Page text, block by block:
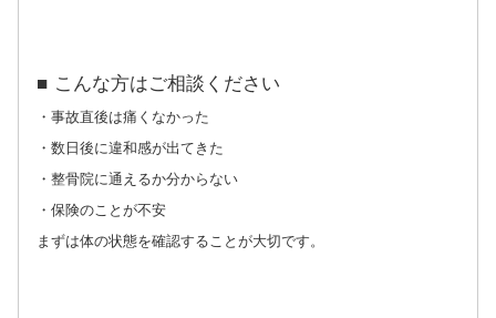
■ こんな方はご相談ください
・事故直後は痛くなかった
・数日後に違和感が出てきた
・整骨院に通えるか分からない
・保険のことが不安
まずは体の状態を確認することが大切です。